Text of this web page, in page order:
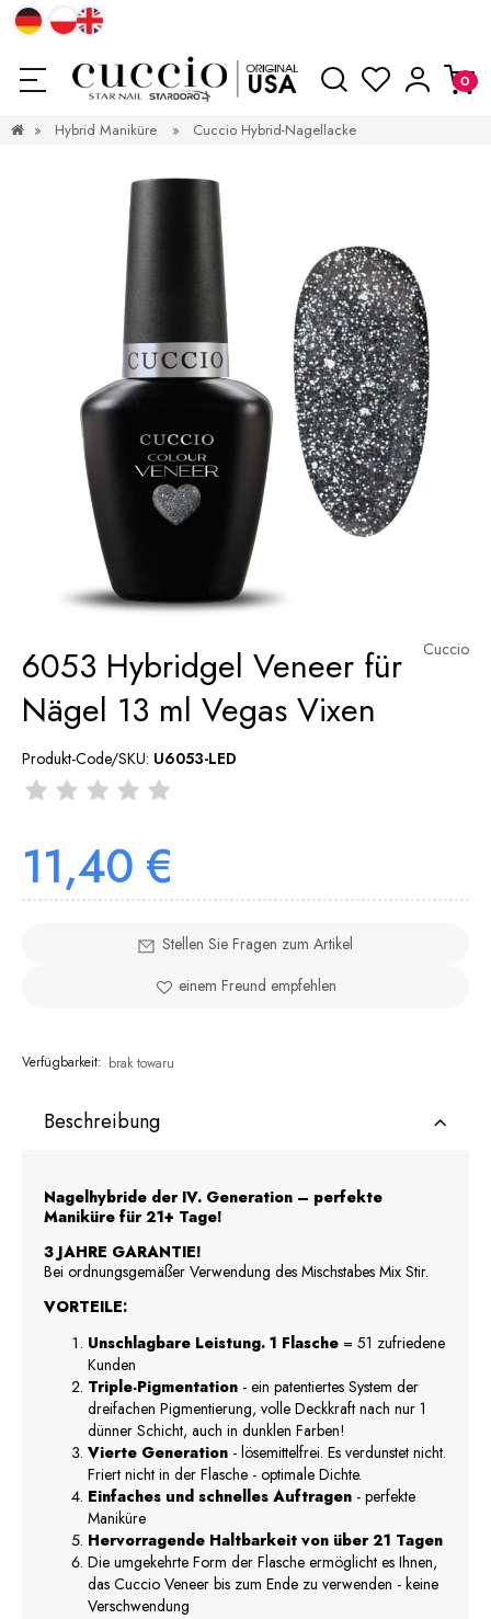
» Hybrid Maniküre » Cuccio Hybrid-Nagellacke
Cuccio
6053 Hybridgel Veneer für
Nägel 13 ml Vegas Vixen
Produkt-Code/SKU: U6053-LED
11,40 €
Stellen Sie Fragen zum Artikel
einem Freund empfehlen
Verfügbarkeit: brak towaru
Beschreibung
Nagelhybride der IV. Generation – perfekte
Maniküre für 21+ Tage!
3 JAHRE GARANTIE!
Bei ordnungsgemäßer Verwendung des Mischstabes Mix Stir.
VORTEILE:
Unschlagbare Leistung. 1 Flasche = 51 zufriedene
Kunden
Triple-Pigmentation - ein patentiertes System der
dreifachen Pigmentierung, volle Deckkraft nach nur 1
dünner Schicht, auch in dunklen Farben!
Vierte Generation - lösemittelfrei. Es verdunstet nicht.
Friert nicht in der Flasche - optimale Dichte.
Einfaches und schnelles Auftragen - perfekte
Maniküre
Hervorragende Haltbarkeit von über 21 Tagen
Die umgekehrte Form der Flasche ermöglicht es Ihnen,
das Cuccio Veneer bis zum Ende zu verwenden - keine
Verschwendung